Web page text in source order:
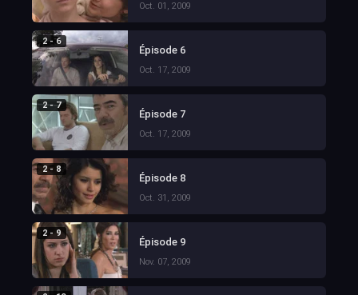
Oct. 01, 2009
2 - 6
Épisode 6
Oct. 17, 2009
2 - 7
Épisode 7
Oct. 17, 2009
2 - 8
Épisode 8
Oct. 31, 2009
2 - 9
Épisode 9
Nov. 07, 2009